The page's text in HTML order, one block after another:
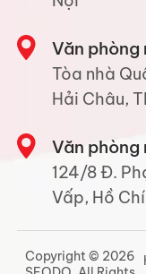
Văn phòng
Tòa nhà
Hải Châu,
Văn phòng
124/8 Đ.
Vấp, Hồ
Copyright © 2026